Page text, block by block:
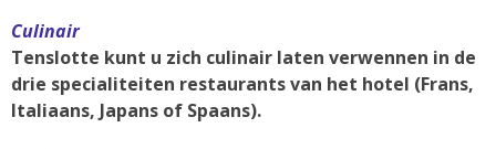
Culinair
Tenslotte kunt u zich culinair laten verwennen in de
drie specialiteiten restaurants van het hotel (Frans,
Italiaans, Japans of Spaans).